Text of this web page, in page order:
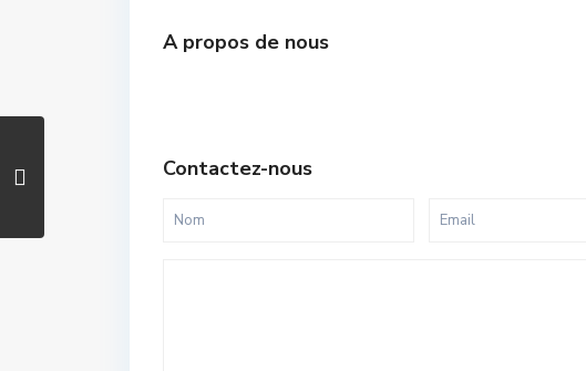
A propos de nous
Contactez-nous